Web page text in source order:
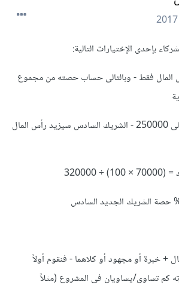
بإحدى الإختيارات التالية:
فقط - وبالتالى حساب حصته من مجموع
وكمثال: رأس المال الحالى 250000 - الشريك السادس سيزيد رأس المال
+ خبرة أو مجهود أو كلاهما - فنقوم أولاً
كم تساوى/يساويان فى المشروع (مثلاً